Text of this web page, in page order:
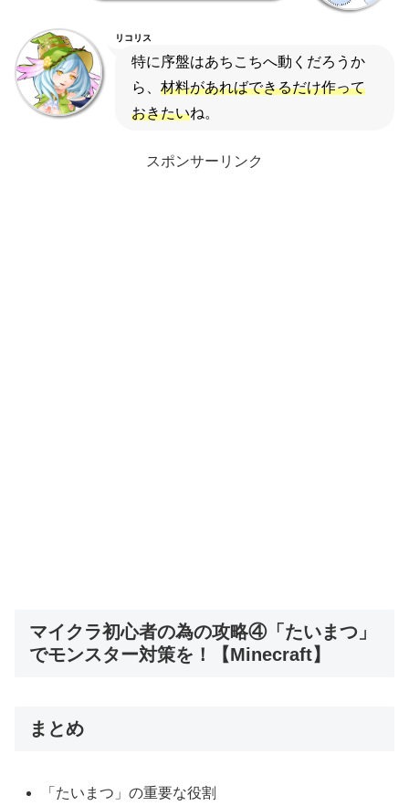
リコリス
特に序盤はあちこちへ動くだろうか
ら、 材料があればできるだけ作って
おきたいね。
スポンサーリンク
マイクラ初心者の為の攻略④「たいまつ」
でモンスター対策を！【Minecraft】
まとめ
「たいまつ」の重要な役割